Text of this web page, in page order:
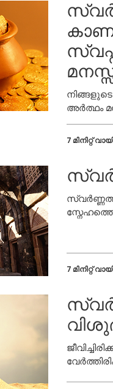
അർത്ഥം
7 മിനിറ്റ്
7 മിനിറ്റ്